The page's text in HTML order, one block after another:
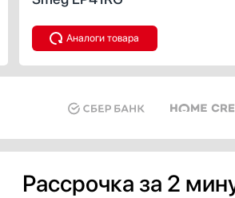
Аналоги товара
Рассрочка за 2